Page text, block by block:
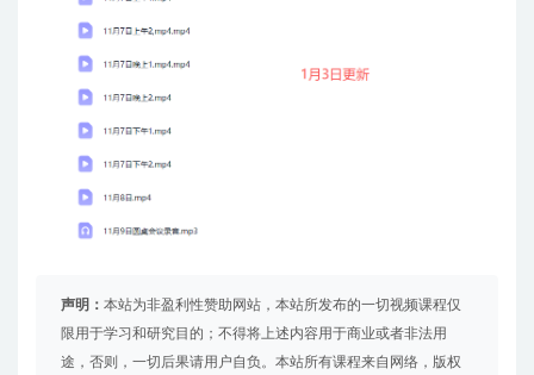
声明： 本站为非盈利性赞助网站，本站所发布的一切视频课程仅
限用于学习和研究目的；不得将上述内容用于商业或者非法用
途，否则，一切后果请用户自负。本站所有课程来自网络，版权